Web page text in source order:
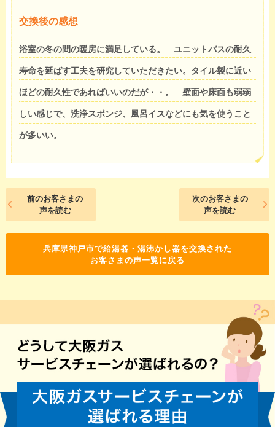
交換後の感想
浴室の冬の間の暖房に満足している。 ユニットバスの耐久
寿命を延ばす工夫を研究していただきたい。タイル製に近い
ほどの耐久性であればいいのだが・・。 壁面や床面も弱弱
しい感じで、洗浄スポンジ、風呂イスなどにも気を使うこと
が多いい。
前のお客さまの
声を読む
次のお客さまの
声を読む
兵庫県神戸市で給湯器・湯沸かし器を交換された
お客さまの声一覧に戻る